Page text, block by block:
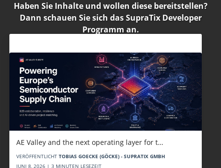
Haben Sie Inhalte und wollen diese bereitstellen?
Dann schauen Sie sich dasSupraTix Developer
Programm an.
AE Valley and the next operating layer for t…
VERÖFFENTLICHT TOBIAS GOECKE (GÖCKE) - SUPRATIX GMBH
JUNI 8, 2026 | 3 MINUTEN LESEZEIT